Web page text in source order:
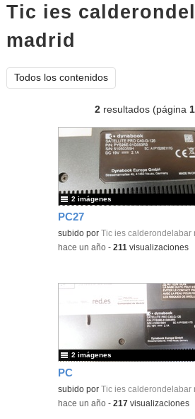
Tic ies
madrid
Todos los contenidos
2 resultados (página1
PC27
Contenido educativo.
subido porTic ies calderondelabar
2 imágenes
-hace un año -211 visualizaciones
PC
subido porTic ies calderondelabar
2 imágenes
-hace un año -217 visualizaciones